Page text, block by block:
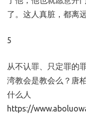
了。这人真脏，都离
5
从不认罪、只定罪的
湾教会是教会么？唐
什么人
https://